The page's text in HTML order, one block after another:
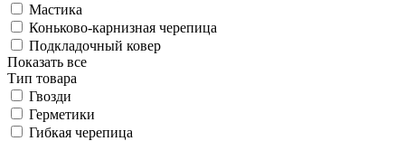
Мастика
Коньково-карнизная черепица
Подкладочный ковер
Показать все
Тип товара
Гвозди
Герметики
Гибкая черепица